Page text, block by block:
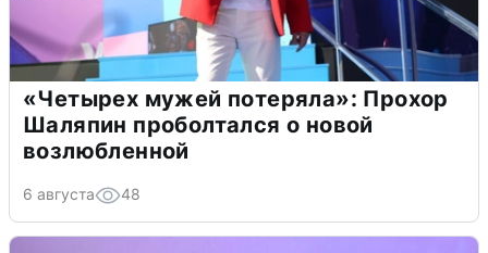
«Четырех мужей потеряла»: Прохор
Шаляпин проболтался о новой
возлюбленной
6 августа 48